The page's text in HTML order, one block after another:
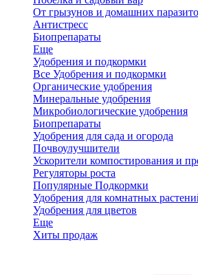
От грызунов и домашних
Антистресс
Биопрепараты
Еще
Удобрения и подкормки
Все Удобрения и подкормки
Органические удобрения
Минеральные удобрения
Микробиологические удобрения
Биопрепараты
Удобрения для сада и огорода
Почвоулучшители
Ускорители компостирования и
Регуляторы роста
Популярные Подкормки
Удобрения для комнатных
Удобрения для цветов
Еще
Хиты продаж